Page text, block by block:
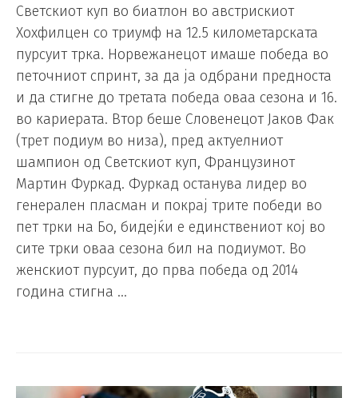
Светскиот куп во биатлон во австрискиот
Хохфилцен со триумф на 12.5 километарската
пурсуит трка. Норвежанецот имаше победа во
петочниот спринт, за да ја одбрани предноста
и да стигне до третата победа оваа сезона и 16.
во кариерата. Втор беше Словенецот Јаков Фак
(трет подиум во низа), пред актуелниот
шампион од Светскиот куп, Французинот
Мартин Фуркад. Фуркад останува лидер во
генерален пласман и покрај трите победи во
пет трки на Бо, бидејќи е единствениот кој во
сите трки оваа сезона бил на подиумот. Во
женскиот пурсуит, до прва победа од 2014
година стигна …